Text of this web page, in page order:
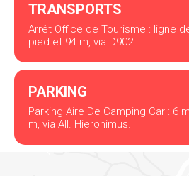
TRANSPORTS
Arrêt Office de Tourisme : ligne
pied et 94 m, via D902.
PARKING
Parking Aire De Camping Car : 6
m, via All. Hieronimus.